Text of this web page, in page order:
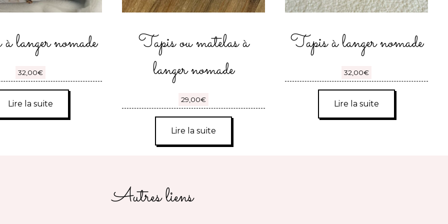
langer nomade
32,00€
Lire la suite
Tapis ou matelas à
langer nomade
29,00€
Lire la suite
Tapis à langer nomade
32,00€
Lire la suite
Autres liens